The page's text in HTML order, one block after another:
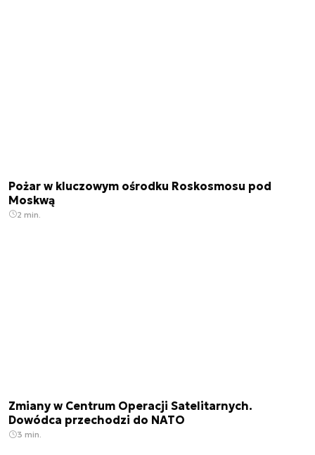
Pożar w kluczowym ośrodku Roskosmosu pod
Moskwą
2 min.
Zmiany w Centrum Operacji Satelitarnych.
Dowódca przechodzi do NATO
3 min.